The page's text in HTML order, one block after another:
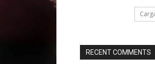
RECENT COMMENTS